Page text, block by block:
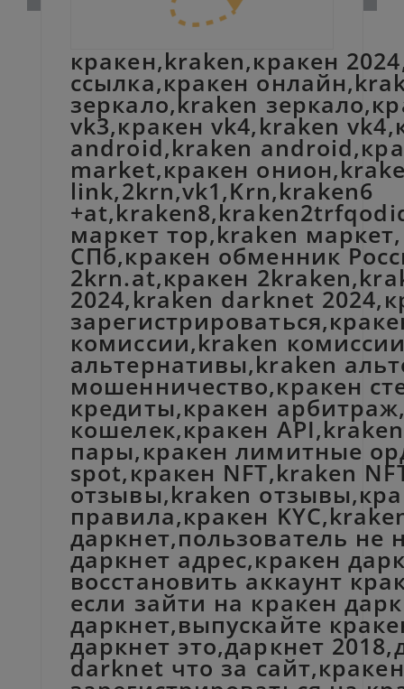
кракен,kraken,кракен
ссылка,кракен
зеркало,kraken
vk3,кракен vk4,kraken
android,kraken
market,кракен
link,2krn,vk1,Krn,kraken6
маркет тор,kraken
СПб,кракен обменник
2krn.at,кракен
2024,kraken darknet
комиссии,kraken
альтернативы,kraken
мошенничество,кракен
кредиты,кракен
кошелек,кракен
пары,кракен лимитные
spot,кракен NFT,kraken
отзывы,kraken
правила,кракен
даркнет,пользователь не
даркнет адрес,кракен
восстановить аккаунт
если зайти на кракен
даркнет,выпускайте
даркнет это,даркнет
darknet что за